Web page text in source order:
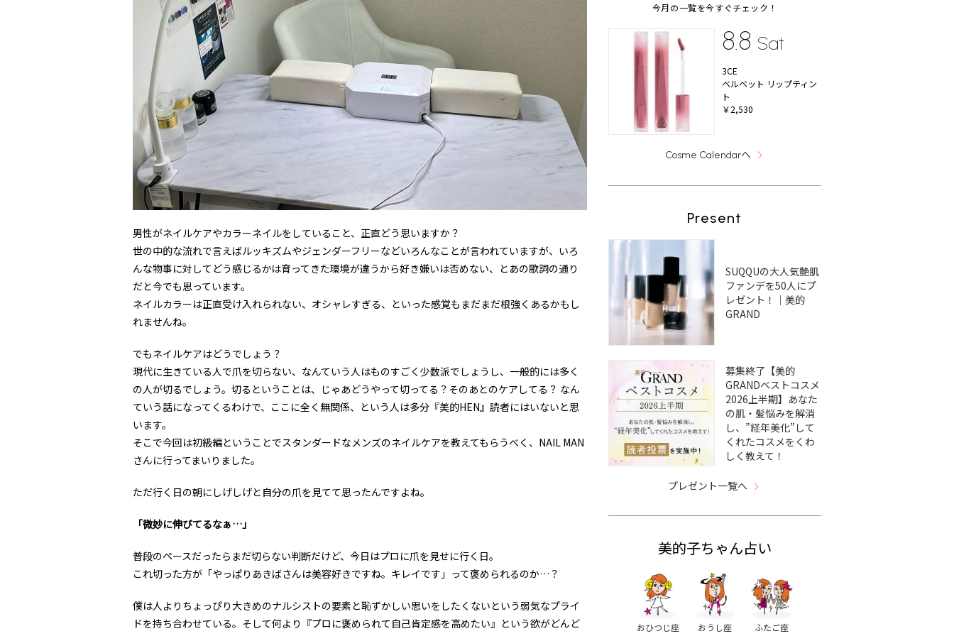
男性がネイルケアやカラーネイルをしていること、正直どう思いますか？
世の中的な流れで言えばルッキズムやジェンダーフリーなどいろんなことが言われていますが、いろ
んな物事に対してどう感じるかは育ってきた環境が違うから好き嫌いは否めない、とあの歌詞の通り
だと今でも思っています。
ネイルカラーは正直受け入れられない、オシャレすぎる、といった感覚もまだまだ根強くあるかもし
れませんね。
でもネイルケアはどうでしょう？
現代に生きている人で爪を切らない、なんていう人はものすごく少数派でしょうし、一般的には多く
の人が切るでしょう。切るということは、じゃあどうやって切ってる？そのあとのケアしてる？ なん
ていう話になってくるわけで、ここに全く無関係、という人は多分『美的HEN』読者にはいないと思
います。
そこで今回は初級編ということでスタンダードなメンズのネイルケアを教えてもらうべく、NAIL MAN
さんに行ってまいりました。
ただ行く日の朝にしげしげと自分の爪を見てて思ったんですよね。
「微妙に伸びてるなぁ…」
普段のペースだったらまだ切らない判断だけど、今日はプロに爪を見せに行く日。
これ切った方が「やっぱりあきばさんは美容好きですね。キレイです」って褒められるのか…？
僕は人よりちょっぴり大きめのナルシストの要素と恥ずかしい思いをしたくないという弱気なプライ
ドを持ち合わせている。そして何より『プロに褒められて自己肯定感を高めたい』という欲がどんど
今月の一覧を今すぐチェック！
8.8 Sat
3CE
ベルベット リップティン
ト
￥2,530
Cosme Calendarへ
Present
SUQQUの大人気艶肌
ファンデを50人にプ
レゼント！｜美的
GRAND
募集終了【美的
GRANDベストコスメ
2026上半期】あなた
の肌・髪悩みを解消
し、”経年美化”して
くれたコスメをくわ
しく教えて！
プレゼント一覧へ
美的子ちゃん占い
おひつじ座 おうし座 ふたご座